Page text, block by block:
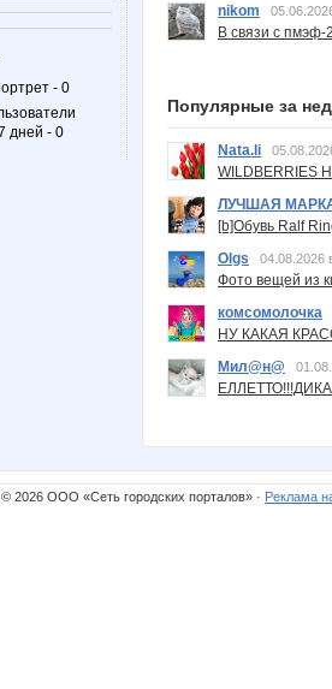
- 0
дней - 0
nikom
В связи с пмэф-
Популярные за
Nata.li
ЛУЧШАЯ
[b]Обувь Ralf
Olgs
04.08.2026
Фото вещей из
комсомолочка
НУ КАКАЯ
Мил@н@
© 2026 ООО «Сеть городских порталов» · Реклама